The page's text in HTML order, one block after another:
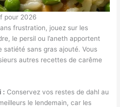
pour 2026
frustration, jouez sur les
le persil ou l’aneth apportent
satiété sans gras ajouté. Vous
autres recettes de carême
: Conservez vos restes de dahl au
le lendemain, car les